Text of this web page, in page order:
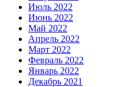
Июль 2022
Июнь 2022
Май 2022
Апрель 2022
Март 2022
Февраль 2022
Январь 2022
Декабрь 2021